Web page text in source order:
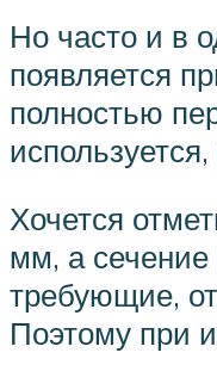
Но часто и в
появляется
полностью
Хочется
мм, а
требующие,
Поэтому при